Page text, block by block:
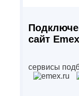
сайт
сервисы